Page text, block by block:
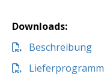
Downloads:
Beschreibung
Lieferprogramm